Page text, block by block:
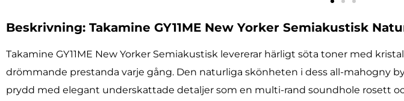
Beskrivning: Takamine GY11ME New Yorker Semiakustisk
Takamine GY11ME New Yorker Semiakustisk levererar härligt söta toner med
drömmande prestanda varje gång. Den naturliga skönheten i dess all-mahogny
prydd med elegant underskattade detaljer som en multi-rand soundhole rosett